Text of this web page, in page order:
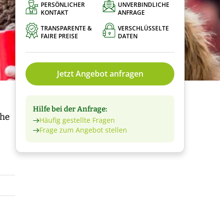
PERSÖNLICHER
KONTAKT
UNVERBINDLICHE
ANFRAGE
TRANSPARENTE &
FAIRE PREISE
VERSCHLÜSSELTE
DATEN
Jetzt Angebot anfragen
Hilfe bei der Anfrage:
Häufig gestellte Fragen
Frage zum Angebot stellen